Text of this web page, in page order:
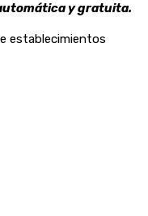
y gratuita.
establecimientos